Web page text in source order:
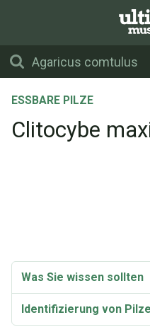
ESSBARE PILZE
Clitocybe
Was Sie wissen sollten
Identifizierung von